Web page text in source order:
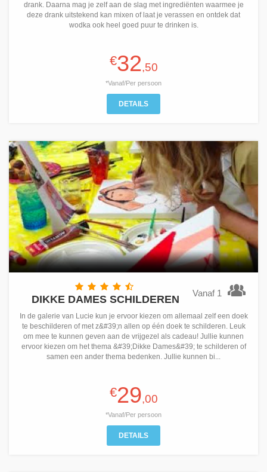
drank. Daarna mag je zelf aan de slag met ingrediënten waarmee je
deze drank uitstekend kan mixen of laat je verassen en ontdek dat
wodka ook heel goed puur te drinken is.
€32,50
*Vanaf/Per persoon
DETAILS
Vanaf 1
DIKKE DAMES SCHILDEREN
In de galerie van Lucie kun je ervoor kiezen om allemaal zelf een doek
te beschilderen of met z&#39;n allen op één doek te schilderen. Leuk
om mee te kunnen geven aan de vrijgezel als cadeau! Jullie kunnen
ervoor kiezen om het thema &#39;Dikke Dames&#39; te schilderen of
samen een ander thema bedenken. Jullie kunnen bi...
€29,00
*Vanaf/Per persoon
DETAILS